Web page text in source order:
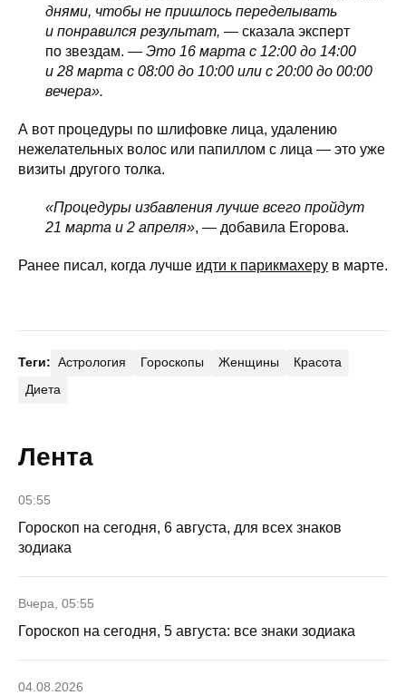
днями, чтобы не пришлось переделывать
и понравился результат, — сказала эксперт
по звездам. — Это 16 марта с 12:00 до 14:00
и 28 марта с 08:00 до 10:00 или с 20:00 до 00:00
вечера».
А вот процедуры по шлифовке лица, удалению
нежелательных волос или папиллом с лица — это уже
визиты другого толка.
«Процедуры избавления лучше всего пройдут
21 марта и 2 апреля», — добавила Егорова.
Ранее писал, когда лучше идти к парикмахеру в марте.
Теги: Астрология Гороскопы Женщины
Красота
Диета
Лента
05:55
Гороскоп на сегодня, 6 августа, для всех знаков
зодиака
Вчера, 05:55
Гороскоп на сегодня, 5 августа: все знаки зодиака
04.08.2026